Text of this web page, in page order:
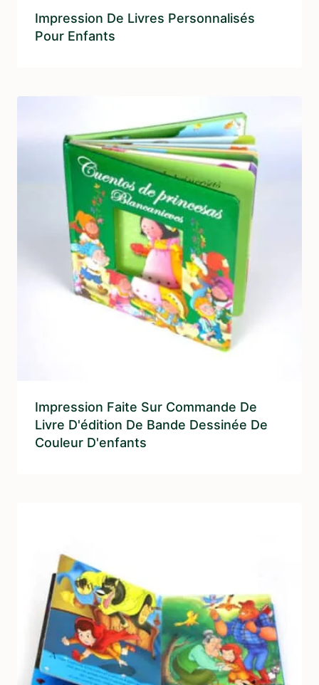
Impression De Livres Personnalisés
Pour Enfants
Impression Faite Sur Commande De
Livre D'édition De Bande Dessinée De
Couleur D'enfants